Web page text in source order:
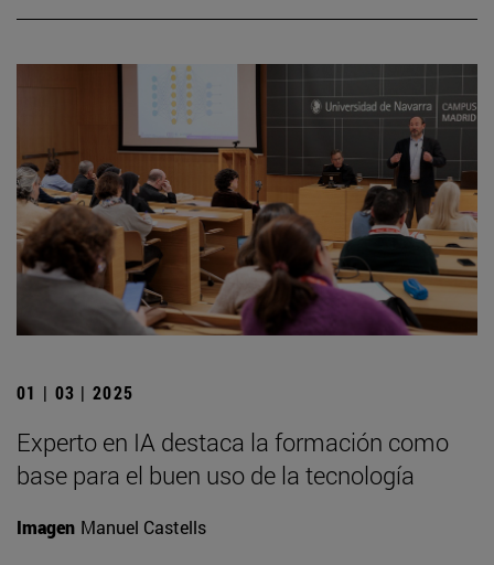
01 | 03 | 2025
Experto en IA destaca la formación como
base para el buen uso de la tecnología
Imagen Manuel Castells